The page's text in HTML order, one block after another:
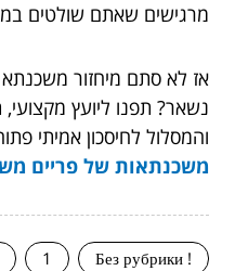
מרגישים שאתם שולטים
אז לא סתם מיחזור משכנתא
נשאר? תפנו ליועץ
והמסלול לחיסכון אמיתי
משכנתאות של פריים
! Без рубрики
1